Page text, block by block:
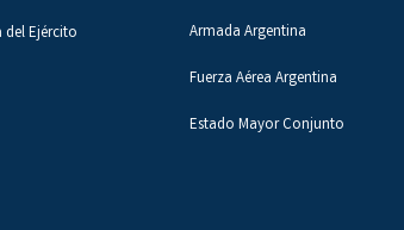
del Ejército Armada Argentina
Fuerza Aérea Argentina
Estado Mayor Conjunto